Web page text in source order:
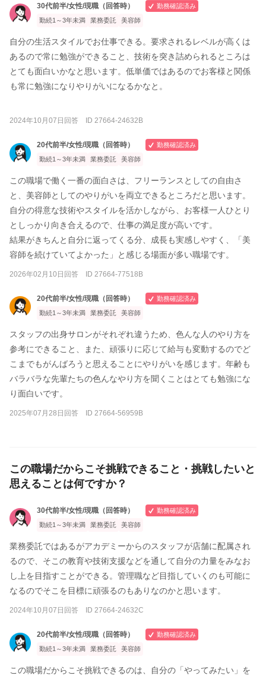
30代前半/女性/現職（回答時）
勤務確認済み
勤続1～3年未満
業務委託 美容師
自分の生活スタイルでお仕事できる。要求されるレベルが高くは
あるので常に勉強ができること、技術を突き詰められるところは
とても面白いかなと思います。低単価ではあるのでお客様と関係
も常に勉強になりやりがいになるかなと。
2024年10月07日回答 ID 27664-24632B
20代前半/女性/現職（回答時）
勤務確認済み
勤続1～3年未満
業務委託 美容師
この職場で働く一番の面白さは、フリーランスとしての自由さ
と、美容師としてのやりがいを両立できるところだと思います。
自分の得意な技術やスタイルを活かしながら、お客様一人ひとり
としっかり向き合えるので、仕事の満足度が高いです。
結果がきちんと自分に返ってくる分、成長も実感しやすく、「美
容師を続けていてよかった」と感じる場面が多い職場です。
2026年02月10日回答 ID 27664-77518B
20代前半/女性/現職（回答時）
勤務確認済み
勤続1～3年未満
業務委託 美容師
スタッフの出身サロンがそれぞれ違うため、色んな人のやり方を
参考にできること、また、頑張りに応じて給与も変動するのでど
こまでもがんばろうと思えることにやりがいを感じます。年齢も
バラバラな先輩たちの色んなやり方を聞くことはとても勉強にな
り面白いです。
2025年07月28日回答 ID 27664-56959B
この職場だからこそ挑戦できること・挑戦したいと
思えることは何ですか？
30代前半/女性/現職（回答時）
勤務確認済み
勤続1～3年未満
業務委託 美容師
業務委託ではあるがアカデミーからのスタッフが店舗に配属され
るので、そこの教育や技術支援などを通して自分の力量をみなお
し上を目指すことができる。管理職など目指していくのも可能に
なるのでそこを目標に頑張るのもありなのかと思います。
2024年10月07日回答 ID 27664-24632C
20代前半/女性/現職（回答時）
勤務確認済み
勤続1～3年未満
業務委託 美容師
この職場だからこそ挑戦できるのは、自分の「やってみたい」を